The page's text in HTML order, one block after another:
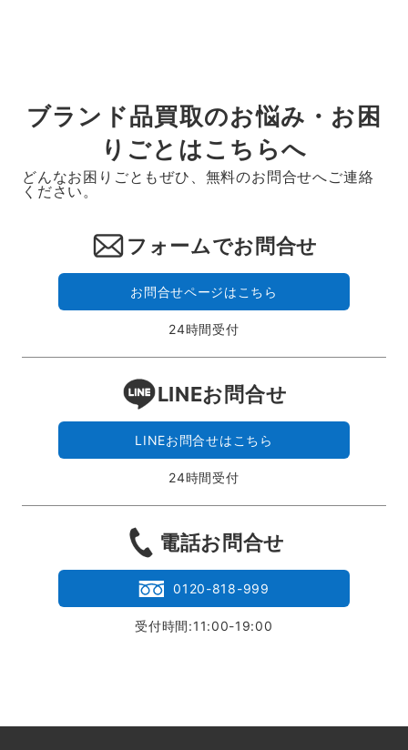
ブランド品買取のお悩み・お困
りごとはこちらへ
どんなお困りごともぜひ、無料のお問合せへご連絡
ください。
フォームでお問合せ
お問合せページはこちら
24時間受付
LINEお問合せ
LINEお問合せはこちら
24時間受付
電話お問合せ
0120-818-999
受付時間:11:00-19:00